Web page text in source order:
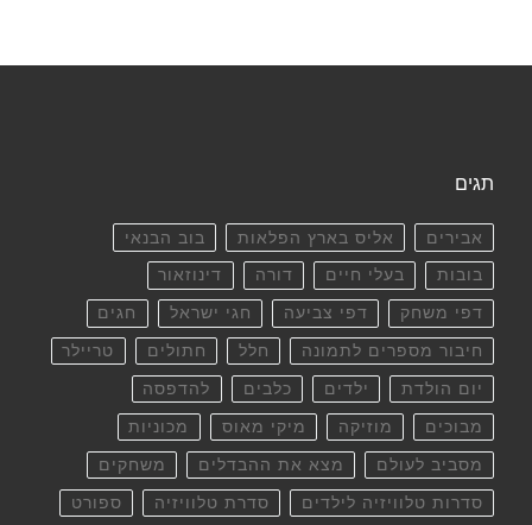
תגים
אבירים אליס בארץ הפלאות בוב הבנאי
בובות בעלי חיים דורה דינוזאור
דפי משחק דפי צביעה חגי ישראל חגים
חיבור מספרים לתמונה חלל חתולים טריילר
יום הולדת ילדים כלבים להדפסה
מבוכים מוזיקה מיקי מאוס מכוניות
מסביב לעולם מצא את ההבדלים משחקים
סדרות טלוויזיה לילדים סדרת טלוויזיה ספורט